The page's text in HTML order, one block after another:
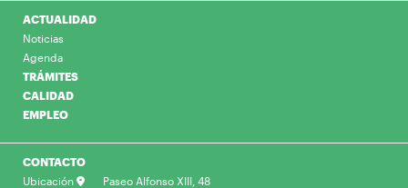
ACTUALIDAD
Noticias
Agenda
TRÁMITES
CALIDAD
EMPLEO
CONTACTO
Ubicación
Paseo Alfonso XIII, 48